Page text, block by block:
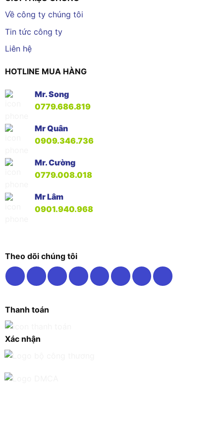
Về công ty chúng tôi
Tin tức công ty
Liên hệ
HOTLINE MUA HÀNG
Mr. Song
0779.686.819
Mr Quân
0909.346.736
Mr. Cường
0779.008.018
Mr Lâm
0901.940.968
Theo dõi chúng tôi
Thanh toán
Xác nhận